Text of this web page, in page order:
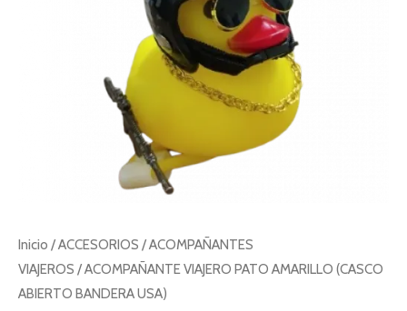
Inicio /ACCESORIOS /ACOMPAÑANTES
VIAJEROS / ACOMPAÑANTE VIAJERO PATO AMARILLO (CASCO
ABIERTO BANDERA USA)